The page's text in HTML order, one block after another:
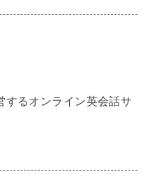
するオンライン英会話サ